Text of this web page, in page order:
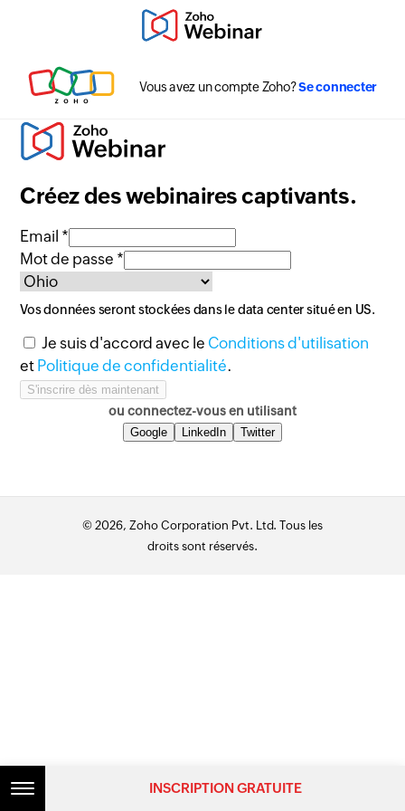
Vous avez un compte Zoho?Se connecter
Créez des webinaires captivants.
Email *
Mot de passe *
Vos données seront stockées dans le data center situé en US.
Je suis d'accord avec le Conditions d'utilisation
et Politique de confidentialité.
ou connectez-vous en utilisant
Google LinkedIn Twitter
© 2026, Zoho Corporation Pvt. Ltd. Tous les
droits sont réservés.
INSCRIPTION GRATUITE